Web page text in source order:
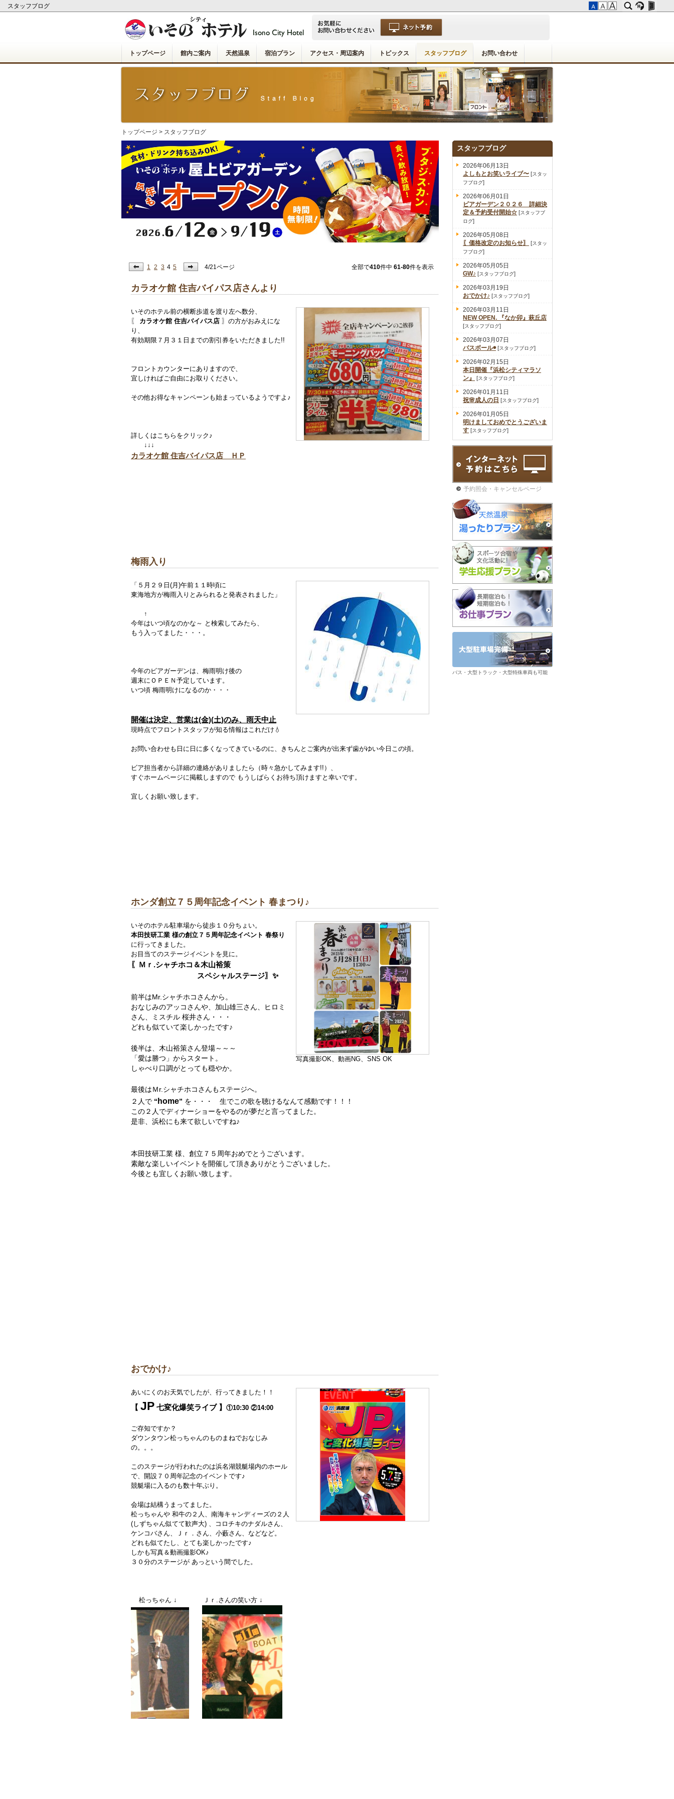
スタッフブログ
トップページ 館内ご案内 天然温泉 宿泊プラン アクセス・周辺案内 トピックス スタッフブログ お問い合わせ
トップページ > スタッフブログ
1 2 3 4 5 4/21ページ 全部で410件中 61-80件を表示
カラオケ館 住吉バイパス店さんより
いそのホテル前の横断歩道を渡り左へ数分、
〖 カラオケ館 住吉バイパス店 〗の方がおみえにな
り、
有効期限７月３１日までの割引券をいただきました!!
フロントカウンターにありますので、
宜しければご自由にお取りください。
その他お得なキャンペーンも始まっているようですよ♪
詳しくはこちらをクリック♪
↓↓↓
カラオケ館 住吉バイパス店 ＨＰ
梅雨入り
「５月２９日(月)午前１１時頃に
東海地方が梅雨入りとみられると発表されました」
↑
今年はいつ頃なのかな～ と検索してみたら、
もう入ってました・・・。
今年のビアガーデンは、梅雨明け後の
週末にＯＰＥＮ予定しています。
いつ頃 梅雨明けになるのか・・・
開催は決定、営業は(金)(土)のみ、雨天中止
現時点でフロントスタッフが知る情報はこれだけ💧
お問い合わせも日に日に多くなってきているのに、きちんとご案内が出来ず歯がゆい今日この頃。
ビア担当者から詳細の連絡がありましたら（時々急かしてみます!!）、
すぐホームページに掲載しますので もうしばらくお待ち頂けますと幸いです。
宜しくお願い致します。
ホンダ創立７５周年記念イベント 春まつり♪
写真撮影OK、動画NG、SNS OK
いそのホテル駐車場から徒歩１０分ちょい。
本田技研工業 様の創立７５周年記念イベント 春祭り
に行ってきました。
お目当てのステージイベントを見に。
〖Ｍｒ.シャチホコ＆木山裕策
スペシャルステージ〗✨
前半はMr.シャチホコさんから。
おなじみのアッコさんや、加山雄三さん、ヒロミ
さん、ミスチル 桜井さん・・・
どれも似ていて楽しかったです♪
後半は、木山裕策さん登場～～～
「愛は勝つ」からスタート。
しゃべり口調がとっても穏やか。
最後はＭr.シャチホコさんもステージへ。
２人で “home” を・・・ 生でこの歌を聴けるなんて感動です！！！
この２人でディナーショーをやるのが夢だと言ってました。
是非、浜松にも来て欲しいですね♪
本田技研工業 様、創立７５周年おめでとうございます。
素敵な楽しいイベントを開催して頂きありがとうございました。
今後とも宜しくお願い致します。
おでかけ♪
あいにくのお天気でしたが、行ってきました！！
【 JP 七変化爆笑ライブ 】 ①10:30 ②14:00
ご存知ですか？
ダウンタウン松っちゃんのものまねでおなじみ
の。。。
このステージが行われたのは浜名湖競艇場内のホール
で、開設７０周年記念のイベントです♪
競艇場に入るのも数十年ぶり。
会場は結構うまってました。
松っちゃんや 和牛の２人、南海キャンディーズの２人
(しずちゃん似てて歓声大) 、コロチキのナダルさん、
ケンコバさん、Ｊｒ．さん、小藪さん、などなど。
どれも似てたし、とても楽しかったです♪
しかも写真＆動画撮影OK♪
３０分のステージが あっという間でした。
松っちゃん ↓ Ｊｒ.さんの笑い方 ↓
スタッフブログ
2026年06月13日
よしもとお笑いライブ〜 [スタッ
フブログ]
2026年06月01日
ビアガーデン２０２６ 詳細決
定＆予約受付開始☆ [スタッフブ
ログ]
2026年05月08日
〖価格改定のお知らせ〗
[スタッ
フブログ]
2026年05月05日
GW♪ [スタッフブログ]
2026年03月19日
おでかけ♪ [スタッフブログ]
2026年03月11日
NEW OPEN. 『なか卯』萩丘店
[スタッフブログ]
2026年03月07日
バスボール◉ [スタッフブログ]
2026年02月15日
本日開催『浜松シティマラソ
ン』
[スタッフブログ]
2026年01月11日
祝🌸成人の日 [スタッフブログ]
2026年01月05日
明けましておめでとうございま
す [スタッフブログ]
予約照会・キャンセルページ
バス・大型トラック・大型特殊車両も可能